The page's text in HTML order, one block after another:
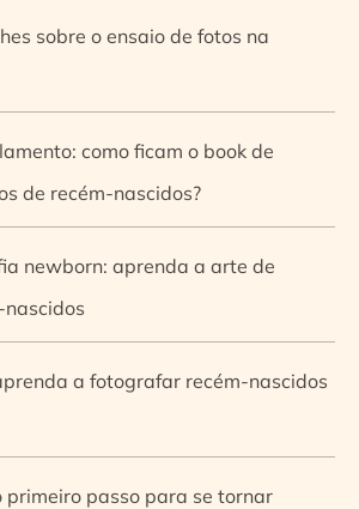
sobre o ensaio de fotos na
como ficam o book de
de recém-nascidos?
newborn: aprenda a arte de
a fotografar recém-nascidos
primeiro passo para se tornar